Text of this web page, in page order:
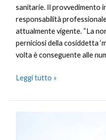
sanitarie. Il provvedimento
responsabilità
attualmente vigente. “La
perniciosi della cosiddetta
volta è conseguente alle
Leggi tutto »